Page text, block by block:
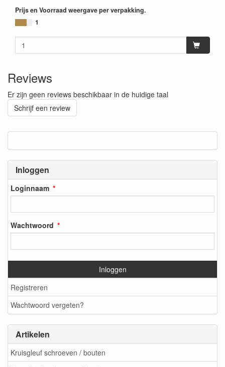
Inloggen
Loginnaam
Wachtwoord
Inloggen
Registreren
Wachtwoord vergeten?
Artikelen
Kruisgleuf schroeven / bouten
Prijs en Voorraad weergave per verpakking.
1
Reviews
Er zijn geen reviews beschikbaar in de huidige taal
Schrijf een review